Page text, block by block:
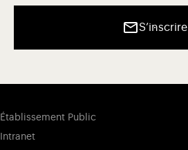
S’inscrire
Établissement Public
Intranet